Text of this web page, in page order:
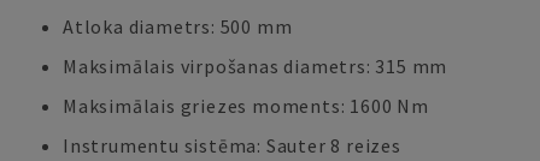
Atloka diametrs: 500 mm
Maksimālais virpošanas diametrs: 315 mm
Maksimālais griezes moments: 1600 Nm
Instrumentu sistēma: Sauter 8 reizes